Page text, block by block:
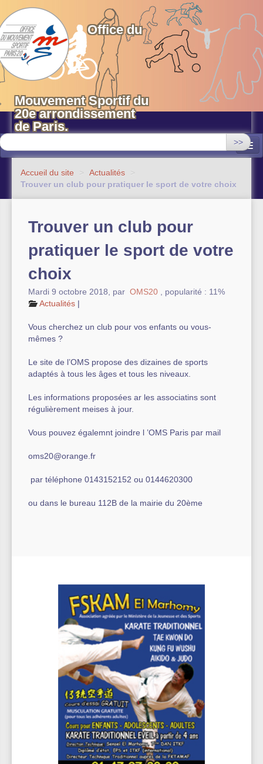
OMS 20 Paris
Office du
Mouvement Sportif du
20e arrondissement
de Paris.
>>
Equipements sportifs municipaux
Evénements
Actualités
Autre équipement sportif
Actualités des associations
Accueil du site > Actualités
>
Trouver un club pour pratiquer le sport de votre choix
Trouver un club pour
pratiquer le sport de votre
choix
Mardi 9 octobre 2018 par OMS20
popularité : 11%
Actualités |
Vous cherchez un club pour vos enfants ou vous-
mêmes ?
Le site de l’OMS propose des dizaines de sports
adaptés à tous les âges et tous les niveaux.
Les informations proposées ar les associatins sont
régulièrement meises à jour.
Vous pouvez égalemnt joindre l ’OMS Paris par mail
oms20@orange.fr
par téléphone 0143152152 ou 0144620300
ou dans le bureau 112B de la mairie du 20ème